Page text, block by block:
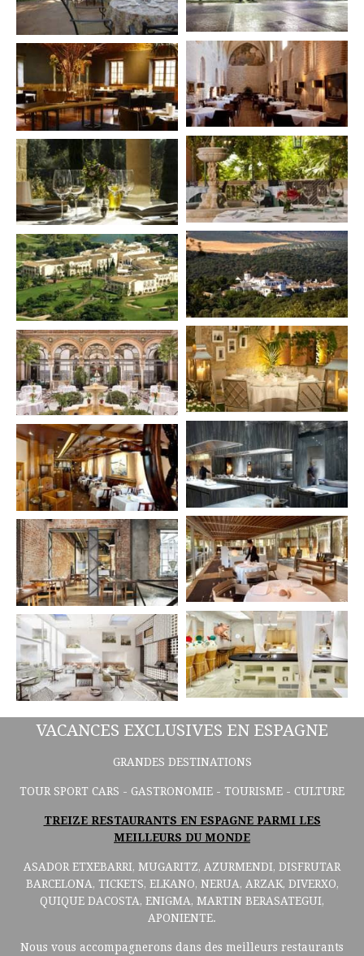
VACANCES EXCLUSIVES EN ESPAGNE
GRANDES DESTINATIONS
TOUR SPORT CARS - GASTRONOMIE - TOURISME - CULTURE
TREIZE RESTAURANTS EN ESPAGNE PARMI LES
MEILLEURS DU MONDE
ASADOR ETXEBARRI, MUGARITZ, AZURMENDI, DISFRUTAR
BARCELONA, TICKETS, ELKANO, NERUA, ARZAK, DIVERXO,
QUIQUE DACOSTA, ENIGMA, MARTIN BERASATEGUI,
APONIENTE.
Nous vous accompagnerons dans des meilleurs restaurants